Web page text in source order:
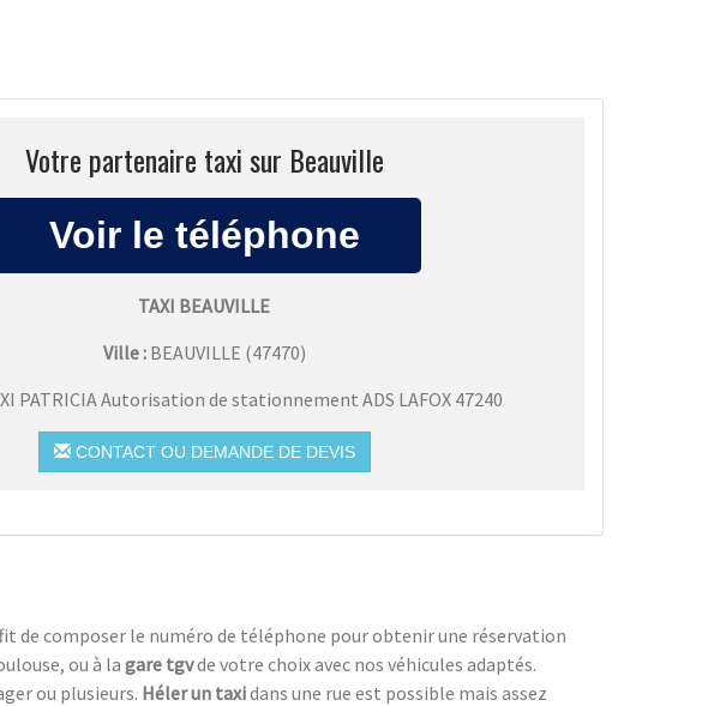
Votre partenaire taxi sur Beauville
TAXI BEAUVILLE
Ville : BEAUVILLE (47470)
PATRICIA Autorisation de stationnement ADS LAFOX 47240
CONTACT OU DEMANDE DE DEVIS
de composer le numéro de téléphone pour obtenir une réservation
ou à la gare tgvde votre choix avec nos véhicules adaptés.
ou plusieurs. Héler un taxidans une rue est possible mais assez